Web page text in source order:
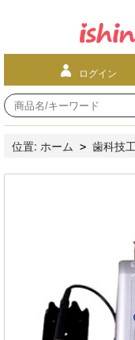
ログイン
位置: ホーム > 歯科技